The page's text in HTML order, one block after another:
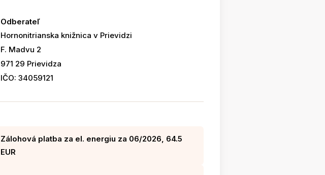
Odberateľ
Hornonitrianska knižnica v Prievidzi
F. Madvu 2
971 29 Prievidza
IČO: 34059121
Zálohová platba za el. energiu za 06/2026, 64.5
EUR